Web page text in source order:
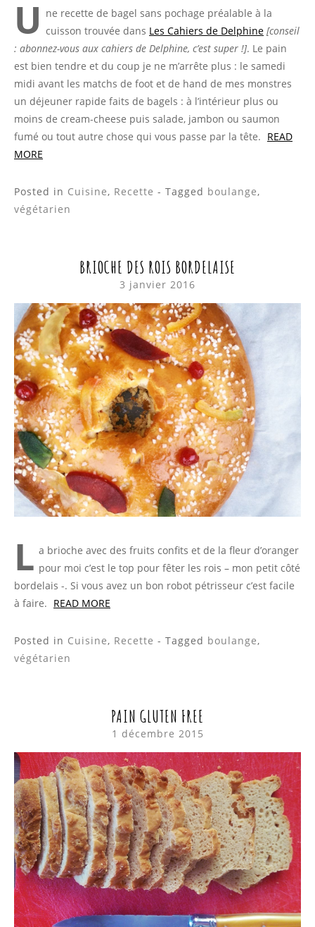
U ne recette de bagel sans pochage préalable à la
cuisson trouvée dans Les Cahiers de Delphine [conseil
: abonnez-vous aux cahiers de Delphine, c’est super !]. Le pain
est bien tendre et du coup je ne m’arrête plus : le samedi
midi avant les matchs de foot et de hand de mes monstres
un déjeuner rapide faits de bagels : à l’intérieur plus ou
moins de cream-cheese puis salade, jambon ou saumon
fumé ou tout autre chose qui vous passe par la tête. READ
MORE
Posted in Cuisine, Recette - Tagged boulange,
végétarien
BRIOCHE DES ROIS BORDELAISE
3 janvier 2016
L a brioche avec des fruits confits et de la fleur d’oranger
pour moi c’est le top pour fêter les rois – mon petit côté
bordelais -. Si vous avez un bon robot pétrisseur c’est facile
à faire. READ MORE
Posted in Cuisine, Recette - Tagged boulange,
végétarien
PAIN GLUTEN FREE
1 décembre 2015